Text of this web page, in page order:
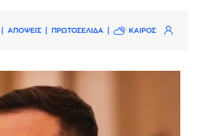
ΑΠΟΨΕΙΣ ΠΡΩΤΟΣΕΛΙΔΑ ΚΑΙΡΟΣ